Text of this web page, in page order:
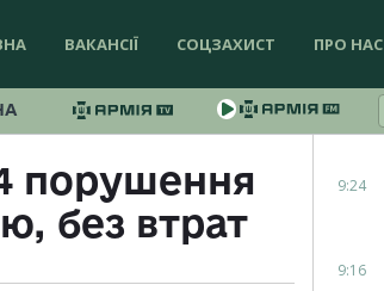
ВАКАНСІЇ СОЦЗАХИСТ ПРО НАС
порушення
без втрат
9:24
9:16